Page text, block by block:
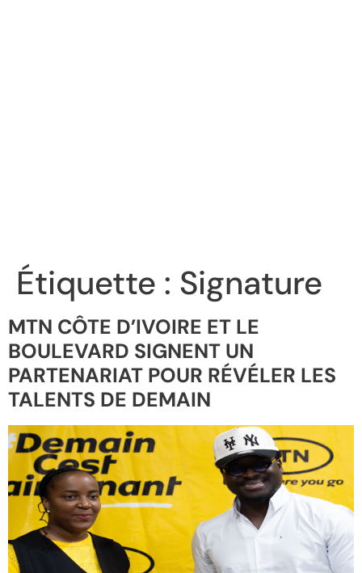
Étiquette : Signature
MTN CÔTE D’IVOIRE ET LE
BOULEVARD SIGNENT UN
PARTENARIAT POUR RÉVÉLER LES
TALENTS DE DEMAIN